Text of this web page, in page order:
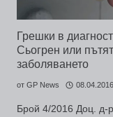
Грешки в
Сьогрен или
заболяването
от GP News 08.04.2016
Брой 4/2016 Доц. д-